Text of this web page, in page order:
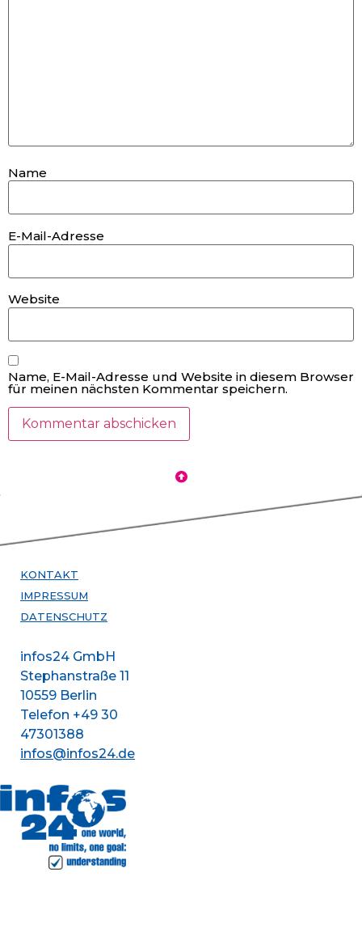
Name
E-Mail-Adresse
Website
Name, E-Mail-Adresse und Website in diesem Browser
für meinen nächsten Kommentar speichern.
KONTAKT
IMPRESSUM
DATENSCHUTZ
infos24 GmbH
Stephanstraße 11
10559 Berlin
Telefon +49 30
47301388
infos@infos24.de